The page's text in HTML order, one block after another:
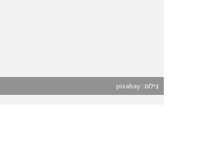
צילום: :pixabay